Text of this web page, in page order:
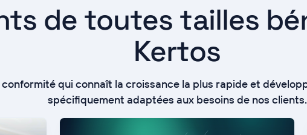
de toutes tailles
Kertos
qui connaît la croissance la plus rapide et
spécifiquement adaptées aux besoins de nos clients.